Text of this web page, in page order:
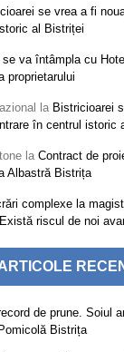
se vrea a fi
al Bistriței
se va întâmpla cu
proprietarului
la Bistricioarei
în centrul istoric
la Contract de
Albastră Bistrița
complexe la
riscul de noi
de prune. Soiul
Bistrița